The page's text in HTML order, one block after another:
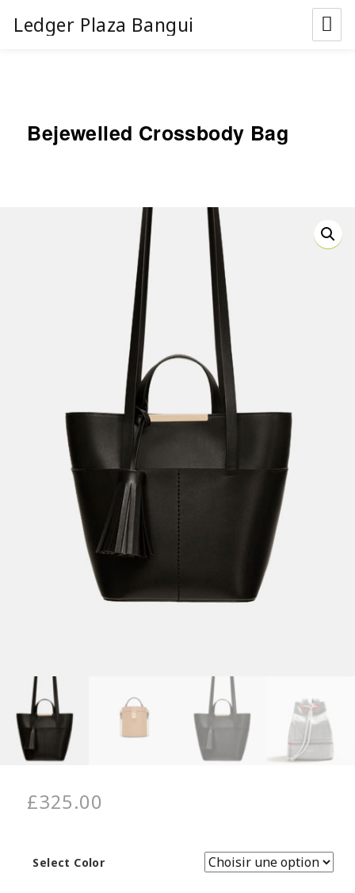
Ledger Plaza Bangui
Bejewelled Crossbody Bag
£325.00
Select Color